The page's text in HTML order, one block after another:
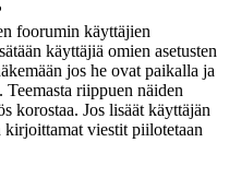
foorumin käyttäjien
käyttäjiä omien asetusten
jos he ovat paikalla ja
riippuen näiden
korostaa. Jos lisäät käyttäjän
viestit piilotetaan